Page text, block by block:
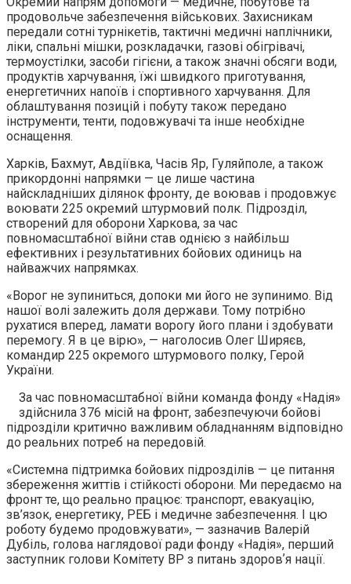
продовольче забезпечення військових. Захисникам
передали сотні турнікетів, тактичні медичні наплічники,
ліки, спальні мішки, розкладачки, газові обігрівачі,
термоустілки, засоби гігієни, а також значні обсяги води,
продуктів харчування, їжі швидкого приготування,
енергетичних напоїв і спортивного харчування. Для
облаштування позицій і побуту також передано
інструменти, тенти, подовжувачі та інше необхідне
оснащення.
Харків, Бахмут, Авдіївка, Часів Яр, Гуляйполе, а також
прикордонні напрямки — це лише частина
найскладніших ділянок фронту, де воював і продовжує
воювати 225 окремий штурмовий полк. Підрозділ,
створений для оборони Харкова, за час
повномасштабної війни став однією з найбільш
ефективних і результативних бойових одиниць на
найважчих напрямках.
«Ворог не зупиниться, допоки ми його не зупинимо. Від
нашої волі залежить доля держави. Тому потрібно
рухатися вперед, ламати ворогу його плани і здобувати
перемогу. Я в це вірю», — наголосив Олег Ширяєв,
командир 225 окремого штурмового полку, Герой
України.
За час повномасштабної війни команда фонду «Надія»
здійснила 376 місій на фронт, забезпечуючи бойові
підрозділи критично важливим обладнанням відповідно
до реальних потреб на передовій.
«Системна підтримка бойових підрозділів — це питання
збереження життів і стійкості оборони. Ми передаємо на
фронт те, що реально працює: транспорт, евакуацію,
зв’язок, енергетику, РЕБ і медичне забезпечення. І цю
роботу будемо продовжувати», — зазначив Валерій
Дубіль, голова наглядової ради фонду «Надія», перший
заступник голови Комітету ВР з питань здоровʼя нації.